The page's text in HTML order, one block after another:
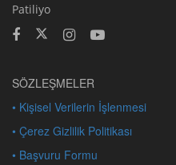
Patiliyo
SÖZLEŞMELER
• Kişisel Verilerin İşlenmesi
• Çerez Gizlilik Politikası
• Başvuru Formu